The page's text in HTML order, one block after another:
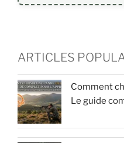
ARTICLES
Comment
Le guide